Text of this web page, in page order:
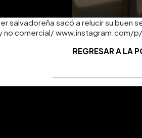
salvadoreña sacó a relucir su buen
no comercial/ www.instagram.com/
REGRESAR A LA